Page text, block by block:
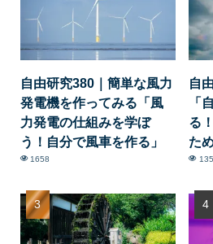
自由研究380｜簡単な風力
発電機を作ってみる「風
力発電の仕組みを学ぼ
う！自分で風車を作る」
1658
自
「
る
た